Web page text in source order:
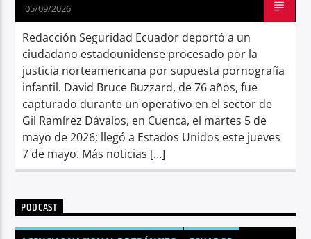
05/09/2026
Redacción Seguridad Ecuador deportó a un
ciudadano estadounidense procesado por la
justicia norteamericana por supuesta pornografía
infantil. David Bruce Buzzard, de 76 años, fue
capturado durante un operativo en el sector de
Gil Ramírez Dávalos, en Cuenca, el martes 5 de
mayo de 2026; llegó a Estados Unidos este jueves
7 de mayo. Más noticias […]
PODCAST